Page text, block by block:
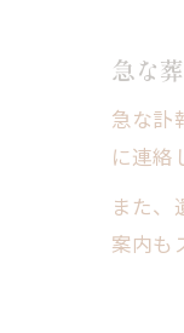
急な
急な訃
に連絡
また、
案内も